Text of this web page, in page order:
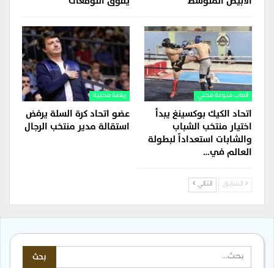
ألعاب منوعة محلي
اتحاد الكيك بوكسينغ يبدأ
اختيار منتخب الشباب
والشابات استعداداً لبطولة
العالم في…
رياضة محلية
عضو اتحاد كرة السلة يرفض
استقالة مدير منتخب الرجال
السابق التالي